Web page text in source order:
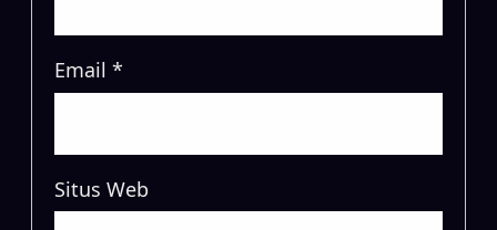
Email *
Situs Web